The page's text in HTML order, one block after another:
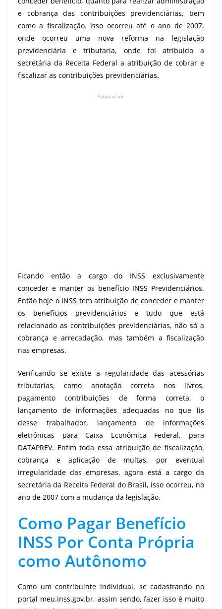
e cobrança das contribuições previdenciárias, bem
como a fiscalização. Isso ocorreu até o ano de 2007,
onde ocorreu uma nova reforma na legislação
previdenciária e tributaria, onde foi atribuido a
secretária da Receita Federal a atribuição de cobrar e
fiscalizar as contribuições previdenciárias.
Publicidade
Ficando então a cargo do INSS exclusivamente
conceder e manter os benefício INSS Previdenciários.
Então hoje o INSS tem atribuição de conceder e manter
os benefícios previdenciários e tudo que está
relacionado as contribuições previdenciárias, não só a
cobrança e arrecadação, mas também a fiscalização
nas empresas.
Verificando se existe a regularidade das acessórias
tributarias, como anotação correta nos livros,
pagamento contribuições de forma correta, o
lançamento de informações adequadas no que lis
desse trabalhador, lançamento de informações
eletrônicas para Caixa Econômica Federal, para
DATAPREV. Enfim toda essa atribuição de fiscalização,
cobrança e aplicação de multas, por eventual
irregularidade das empresas, agora está a cargo da
secretária da Receita Federal do Brasil, isso ocorreu, no
ano de 2007 com a mudança da legislação.
Como Pagar Benefício
INSS Por Conta Própria
como Autônomo
Como um contribuinte individual, se cadastrando no
portal meu.inss.gov.br, assim sendo, fazer isso é muito